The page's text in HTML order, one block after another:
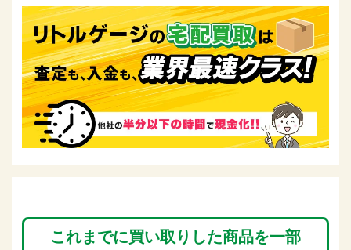
これまでに買い取りした商品を一部